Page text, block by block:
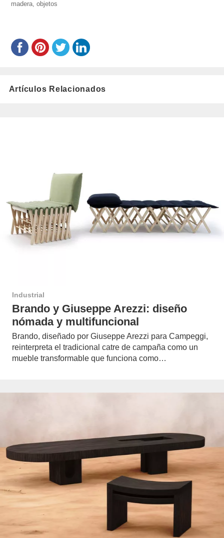
el
madera ,objetos
Artículos Relacionados
Industrial
Brando y Giuseppe Arezzi: diseño
nómada y multifuncional
Brando, diseñado por Giuseppe Arezzi para Campeggi,
reinterpreta el tradicional catre de campaña como un
mueble transformable que funciona como…